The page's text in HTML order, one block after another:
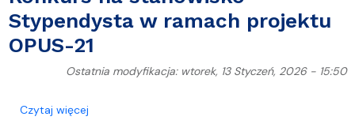
Stypendysta w ramach projektu
OPUS-21
Ostatnia modyfikacja: wtorek, 13 Styczeń, 2026 - 15:50
Czytaj więcejo Konkurs na stanowisko Stypendysta w ramach